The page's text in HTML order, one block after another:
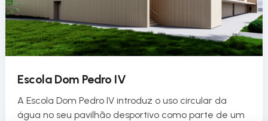
Escola Dom Pedro IV
A Escola Dom Pedro IV introduz o uso circular da
água no seu pavilhão desportivo como parte de um